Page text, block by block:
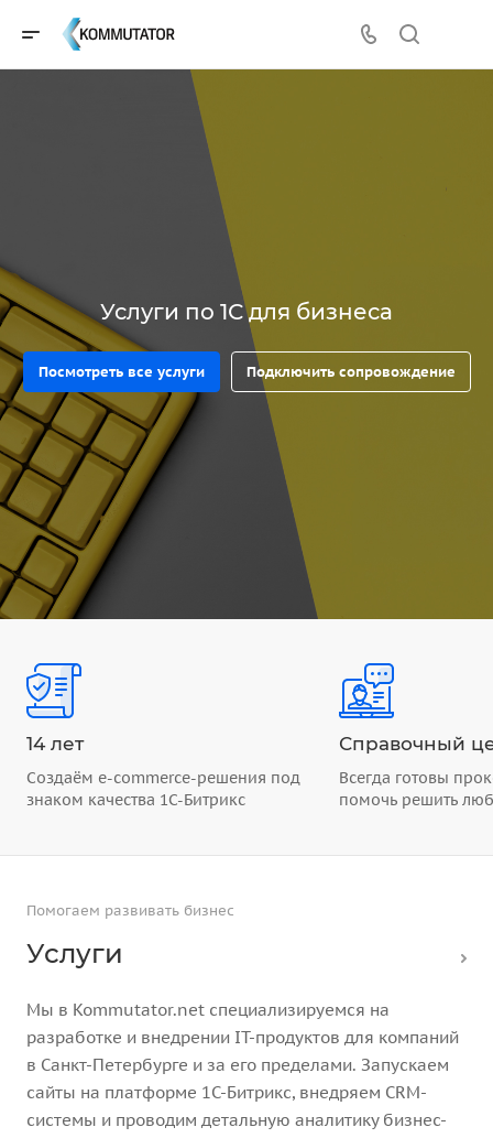
Услуги по 1С для бизнеса
Посмотреть все услуги Подключить сопровождение
14 лет
Создаём e-commerce-решения под
знаком качества 1С-Битрикс
Справочный
Всегда готовы
помочь решить
Помогаем развивать бизнес
Услуги
Мы в Kommutator.net специализируемся на
разработке и внедрении IT-продуктов для компаний
в Санкт-Петербурге и за его пределами. Запускаем
сайты на платформе 1С-Битрикс, внедряем CRM-
системы и проводим детальную аналитику бизнес-